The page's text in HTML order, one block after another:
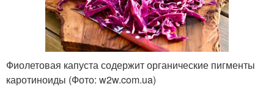
Фиолетовая капуста содержит органические пигменты
каротиноиды (Фото: w2w.com.ua)